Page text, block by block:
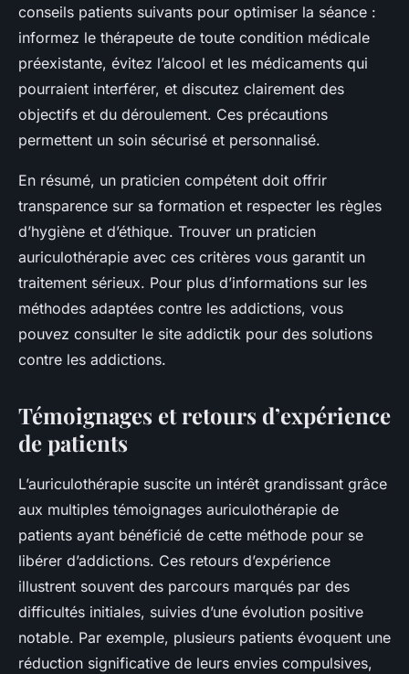
conseils patients suivants pour optimiser la séance :
informez le thérapeute de toute condition médicale
préexistante, évitez l’alcool et les médicaments qui
pourraient interférer, et discutez clairement des
objectifs et du déroulement. Ces précautions
permettent un soin sécurisé et personnalisé.
En résumé, un praticien compétent doit offrir
transparence sur sa formation et respecter les règles
d’hygiène et d’éthique. Trouver un praticien
auriculothérapie avec ces critères vous garantit un
traitement sérieux. Pour plus d’informations sur les
méthodes adaptées contre les addictions, vous
pouvez consulter le site addictik pour des solutions
contre les addictions.
Témoignages et retours d’expérience
de patients
L’auriculothérapie suscite un intérêt grandissant grâce
aux multiples témoignages auriculothérapie de
patients ayant bénéficié de cette méthode pour se
libérer d’addictions. Ces retours d’expérience
illustrent souvent des parcours marqués par des
difficultés initiales, suivies d’une évolution positive
notable. Par exemple, plusieurs patients évoquent une
réduction significative de leurs envies compulsives,